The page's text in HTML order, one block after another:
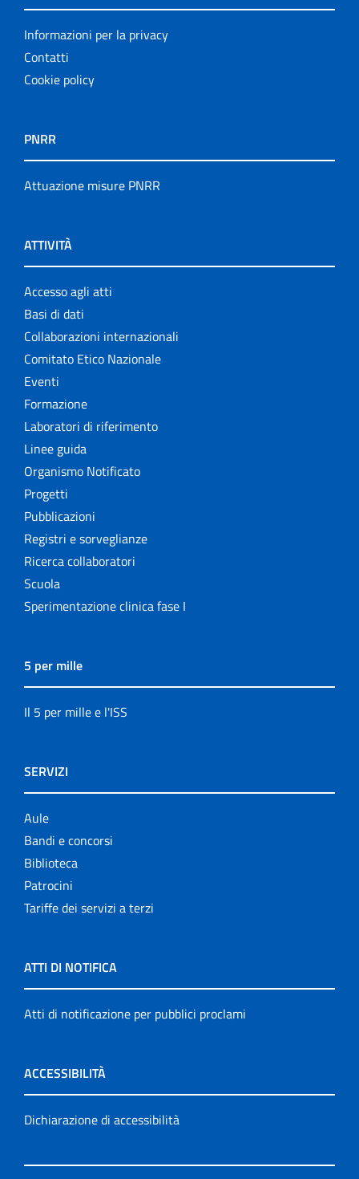
Informazioni per la privacy
Contatti
Cookie policy
PNRR
Attuazione misure PNRR
ATTIVITÀ
Accesso agli atti
Basi di dati
Collaborazioni internazionali
Comitato Etico Nazionale
Eventi
Formazione
Laboratori di riferimento
Linee guida
Organismo Notificato
Progetti
Pubblicazioni
Registri e sorveglianze
Ricerca collaboratori
Scuola
Sperimentazione clinica fase I
5 per mille
Il 5 per mille e l'ISS
SERVIZI
Aule
Bandi e concorsi
Biblioteca
Patrocini
Tariffe dei servizi a terzi
ATTI DI NOTIFICA
Atti di notificazione per pubblici proclami
ACCESSIBILITÀ
Dichiarazione di accessibilità